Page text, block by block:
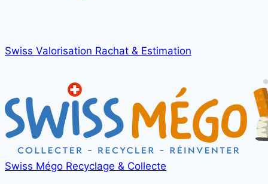
Swiss Valorisation Rachat & Estimation
Swiss Mégo Recyclage & Collecte